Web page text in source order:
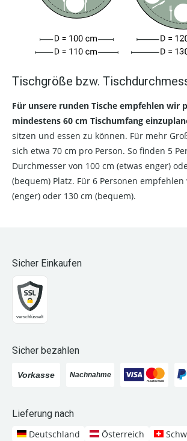
Tischgröße bzw.
Für unsere runden Tische empfehlen wir
mindestens 60 cm Tischumfang
sitzen und essen zu können. Für mehr
sich etwa 70 cm pro Person. So finden 5
Durchmesser von 100 cm (etwas enger)
(bequem) Platz. Für 6 Personen empfehlen
(enger) oder 130 cm (bequem).
Sicher Einkaufen
Sicher bezahlen
Lieferung nach
Deutschland
Österreich